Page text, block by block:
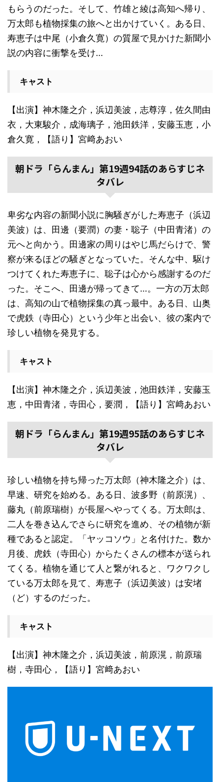
もらうのだった。そして、竹雄と綾は高知へ帰り、
万太郎も植物採集の旅へと出かけていく。ある日、
寿恵子は中尾（小倉久寛）の質屋で見かけた新聞小
説の内容に衝撃を受け…
キャスト
【出演】神木隆之介，浜辺美波，志尊淳，佐久間由
衣，大東駿介，成海璃子，池田鉄洋，安藤玉恵，小
倉久寛，【語り】宮﨑あおい
朝ドラ「らんまん」第19週94話のあらすじネ
タバレ
卑劣な内容の新聞小説に胸騒ぎがした寿恵子（浜辺
美波）は、田邊（要潤）の妻・聡子（中田青渚）の
元へと向かう。田邊家の周りはやじ馬だらけで、警
察が来るほどの騒ぎとなっていた。そんな中、駆け
つけてくれた寿恵子に、聡子は心から感謝するのだ
った。そこへ、田邊が帰ってきて…。一方の万太郎
は、高知の山で植物採集の真っ最中。ある日、山奥
で虎鉄（寺田心）という少年と出会い、彼の案内で
珍しい植物を発見する。
キャスト
【出演】神木隆之介，浜辺美波，池田鉄洋，安藤玉
恵，中田青渚，寺田心，要潤，【語り】宮﨑あおい
朝ドラ「らんまん」第19週95話のあらすじネ
タバレ
珍しい植物を持ち帰った万太郎（神木隆之介）は、
早速、研究を始める。ある日、波多野（前原滉）、
藤丸（前原瑞樹）が長屋へやってくる。万太郎は、
二人を巻き込んでさらに研究を進め、その植物が新
種であると認定。「ヤッコソウ」と名付けた。数か
月後、虎鉄（寺田心）からたくさんの標本が送られ
てくる。植物を通じて人と繋がれると、ワクワクし
ている万太郎を見て、寿恵子（浜辺美波）は安堵
（ど）するのだった。
キャスト
【出演】神木隆之介，浜辺美波，前原滉，前原瑞
樹，寺田心，【語り】宮﨑あおい